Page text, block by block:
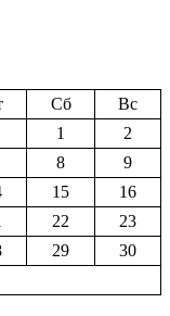
Сб
Вс
1
2
8
9
15
16
22
23
29
30